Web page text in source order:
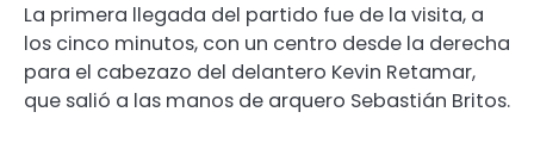
La primera llegada del partido fue de la visita, a
los cinco minutos, con un centro desde la derecha
para el cabezazo del delantero Kevin Retamar,
que salió a las manos de arquero Sebastián Britos.